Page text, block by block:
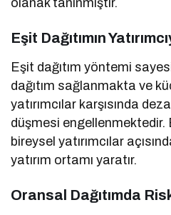
olanak tanınmıştır.
Eşit Dağıtımın
Eşit dağıtım yöntemi
dağıtım sağlanmakta ve
yatırımcılar karşısında
düşmesi engellenmektedir.
bireysel yatırımcılar
yatırım ortamı yaratır.
Oransal Dağıtımda